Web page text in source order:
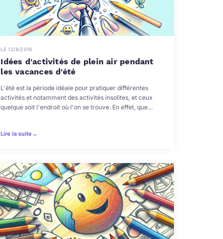
LE 12/8/2019
Idées d'activités de plein air pendant
les vacances d'été
L'été est la période idéale pour pratiquer différentes
activités et notamment des activités insolites, et ceux
quelque soit l'endroit où l'on se trouve. En effet, que…
Lire la suite →